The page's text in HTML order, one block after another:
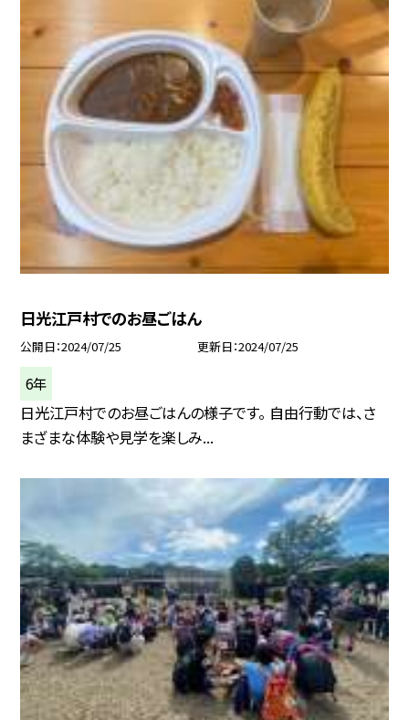
日光江戸村でのお昼ごはん
公開日 2024/07/25 更新日 2024/07/25
6年
日光江戸村でのお昼ごはんの様子です。 自由行動では、さ
まざまな体験や見学を楽しみ...